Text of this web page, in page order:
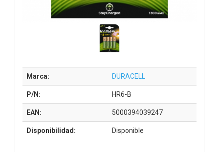
Marca: DURACELL
P/N: HR6-B
EAN: 5000394039247
Disponibilidad: Disponible